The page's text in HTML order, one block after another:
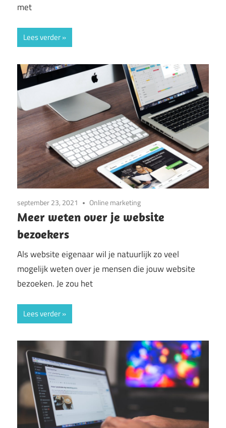
met
Lees verder
september 23, 2021 Online marketing
Meer weten over je website
bezoekers
Als website eigenaar wil je natuurlijk zo veel
mogelijk weten over je mensen die jouw website
bezoeken. Je zou het
Lees verder